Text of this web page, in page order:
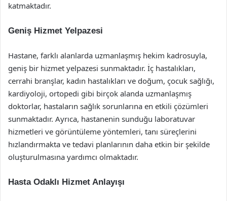
katmaktadır.
Geniş Hizmet Yelpazesi
Hastane, farklı alanlarda uzmanlaşmış hekim kadrosuyla,
geniş bir hizmet yelpazesi sunmaktadır. İç hastalıkları,
cerrahi branşlar, kadın hastalıkları ve doğum, çocuk sağlığı,
kardiyoloji, ortopedi gibi birçok alanda uzmanlaşmış
doktorlar, hastaların sağlık sorunlarına en etkili çözümleri
sunmaktadır. Ayrıca, hastanenin sunduğu laboratuvar
hizmetleri ve görüntüleme yöntemleri, tanı süreçlerini
hızlandırmakta ve tedavi planlarının daha etkin bir şekilde
oluşturulmasına yardımcı olmaktadır.
Hasta Odaklı Hizmet Anlayışı